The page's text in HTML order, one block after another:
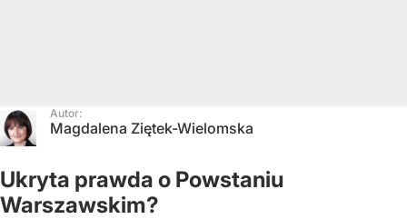
Autor:
Magdalena Ziętek-Wielomska
Ukryta prawda o Powstaniu
Warszawskim?